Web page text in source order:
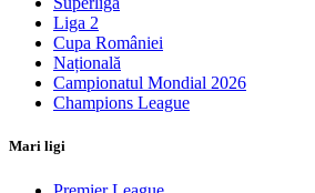
Liga 2
Cupa României
Națională
Campionatul Mondial 2026
Champions League
Mari ligi